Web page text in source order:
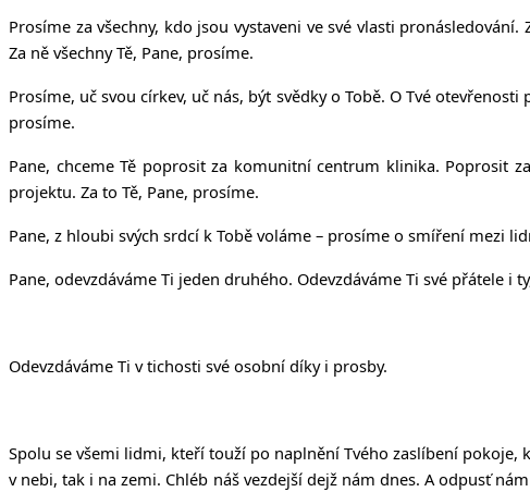
Prosíme za všechny, kdo jsou vystaveni ve své vlasti
Za ně všechny Tě, Pane, prosíme.
Prosíme, uč svou církev, uč nás, být svědky o Tobě. O Tvé
prosíme.
Pane, chceme Tě poprosit za komunitní centrum klinika. Poprosit
projektu. Za to Tě, Pane, prosíme.
Pane, z hloubi svých srdcí k Tobě voláme – prosíme o smíření mezi
Pane, odevzdáváme Ti jeden druhého. Odevzdáváme Ti své přátele
Odevzdáváme Ti v tichosti své osobní díky i prosby.
Spolu se všemi lidmi, kteří touží po naplnění Tvého zaslíbení pokoje,
v nebi, tak i na zemi. Chléb nášvezdejší dejžnám dnes. A odpusť